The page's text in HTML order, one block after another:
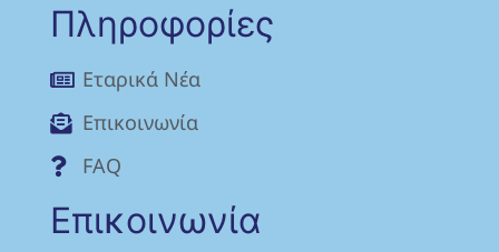
Πληροφορίες
Eταρικά Νέα
Επικοινωνία
FAQ
Επικοινωνία